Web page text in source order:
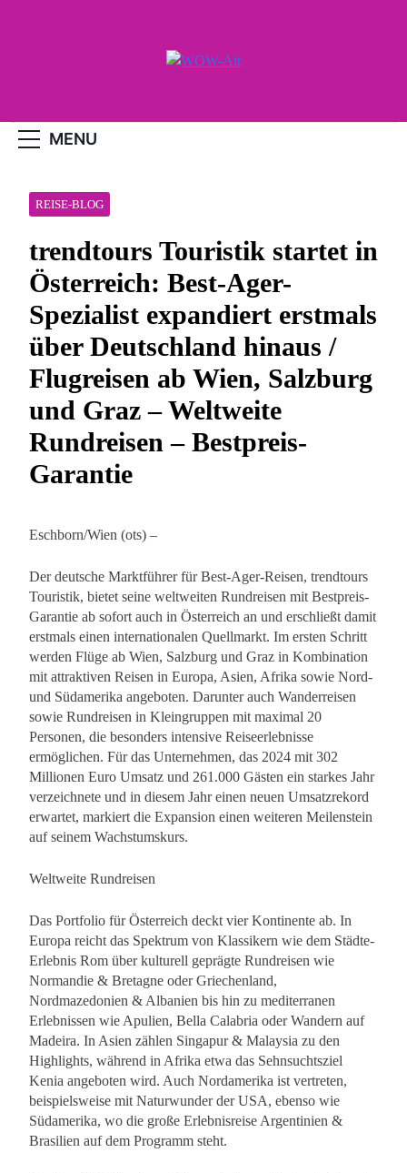
MENU
REISE-BLOG
trendtours Touristik startet in
Österreich: Best-Ager-
Spezialist expandiert erstmals
über Deutschland hinaus /
Flugreisen ab Wien, Salzburg
und Graz – Weltweite
Rundreisen – Bestpreis-
Garantie
Eschborn/Wien (ots) –
Der deutsche Marktführer für Best-Ager-Reisen, trendtours
Touristik, bietet seine weltweiten Rundreisen mit Bestpreis-
Garantie ab sofort auch in Österreich an und erschließt damit
erstmals einen internationalen Quellmarkt. Im ersten Schritt
werden Flüge ab Wien, Salzburg und Graz in Kombination
mit attraktiven Reisen in Europa, Asien, Afrika sowie Nord-
und Südamerika angeboten. Darunter auch Wanderreisen
sowie Rundreisen in Kleingruppen mit maximal 20
Personen, die besonders intensive Reiseerlebnisse
ermöglichen. Für das Unternehmen, das 2024 mit 302
Millionen Euro Umsatz und 261.000 Gästen ein starkes Jahr
verzeichnete und in diesem Jahr einen neuen Umsatzrekord
erwartet, markiert die Expansion einen weiteren Meilenstein
auf seinem Wachstumskurs.
Weltweite Rundreisen
Das Portfolio für Österreich deckt vier Kontinente ab. In
Europa reicht das Spektrum von Klassikern wie dem Städte-
Erlebnis Rom über kulturell geprägte Rundreisen wie
Normandie & Bretagne oder Griechenland,
Nordmazedonien & Albanien bis hin zu mediterranen
Erlebnissen wie Apulien, Bella Calabria oder Wandern auf
Madeira. In Asien zählen Singapur & Malaysia zu den
Highlights, während in Afrika etwa das Sehnsuchtsziel
Kenia angeboten wird. Auch Nordamerika ist vertreten,
beispielsweise mit Naturwunder der USA, ebenso wie
Südamerika, wo die große Erlebnisreise Argentinien &
Brasilien auf dem Programm steht.